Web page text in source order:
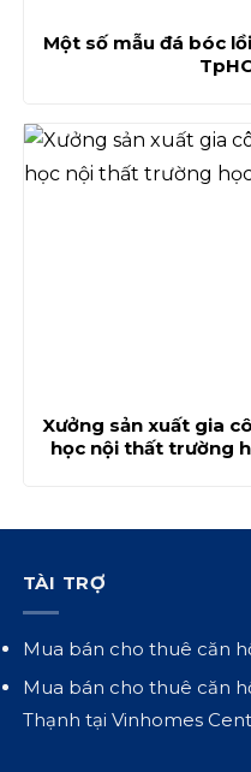
Một số mẫu đá bóc
Xưởng sản xuất gia
học nội thất trường
TÀI TRỢ
Mua bán cho thuê căn
Mua bán cho thuê căn
Thạnh tại Vinhomes